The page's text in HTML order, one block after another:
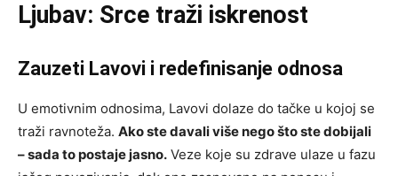
Ljubav: Srce traži iskrenost
Zauzeti Lavovi i redefinisanje odnosa
U emotivnim odnosima, Lavovi dolaze do tačke u kojoj se
traži ravnoteža. Ako ste davali više nego što ste dobijali
– sada to postaje jasno. Veze koje su zdrave ulaze u fazu